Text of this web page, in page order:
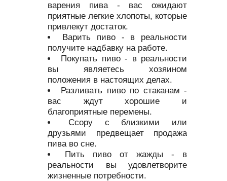
варения пива - вас ожидают
приятные легкие хлопоты, которые
привлекут достаток.
Варить пиво - в реальности
получите надбавку на работе.
Покупать пиво - в реальности
вы являетесь хозяином
положения в настоящих делах.
Разливать пиво по стаканам -
вас ждут хорошие и
благоприятные перемены.
Ссору с близкими или
друзьями предвещает продажа
пива во сне.
Пить пиво от жажды - в
реальности вы удовлетворите
жизненные потребности.